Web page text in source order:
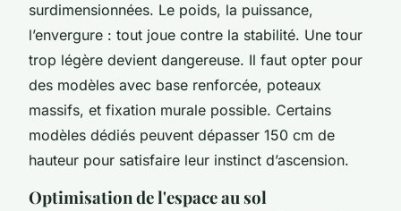
surdimensionnées. Le poids, la puissance,
l’envergure : tout joue contre la stabilité. Une tour
trop légère devient dangereuse. Il faut opter pour
des modèles avec base renforcée, poteaux
massifs, et fixation murale possible. Certains
modèles dédiés peuvent dépasser 150 cm de
hauteur pour satisfaire leur instinct d’ascension.
Optimisation de l'espace au sol